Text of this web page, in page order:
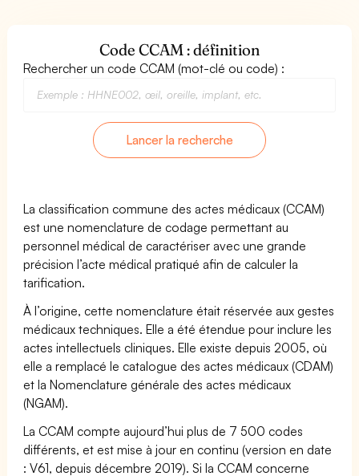
Code CCAM : définition
Rechercher un code CCAM (mot-clé ou code) :
Lancer la recherche
La classification commune des actes médicaux (CCAM)
est une nomenclature de codage permettant au
personnel médical de caractériser avec une grande
précision l’acte médical pratiqué afin de calculer la
tarification.
À l’origine, cette nomenclature était réservée aux gestes
médicaux techniques. Elle a été étendue pour inclure les
actes intellectuels cliniques. Elle existe depuis 2005, où
elle a remplacé le catalogue des actes médicaux (CDAM)
et la Nomenclature générale des actes médicaux
(NGAM).
La CCAM compte aujourd’hui plus de 7 500 codes
différents, et est mise à jour en continu (version en date
: V61, depuis décembre 2019). Si la CCAM concerne